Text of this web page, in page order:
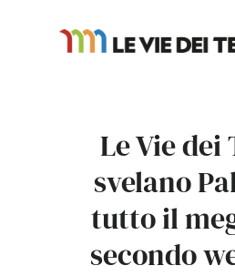
Le Vie dei
svelano
tutto il
secondo